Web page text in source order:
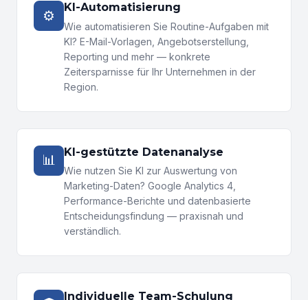
⚙️ KI-Automatisierung
Wie automatisieren Sie Routine-Aufgaben mit
KI? E-Mail-Vorlagen, Angebotserstellung,
Reporting und mehr — konkrete
Zeitersparnisse für Ihr Unternehmen in der
Region.
📊 KI-gestützte Datenanalyse
Wie nutzen Sie KI zur Auswertung von
Marketing-Daten? Google Analytics 4,
Performance-Berichte und datenbasierte
Entscheidungsfindung — praxisnah und
verständlich.
Individuelle Team-Schulung